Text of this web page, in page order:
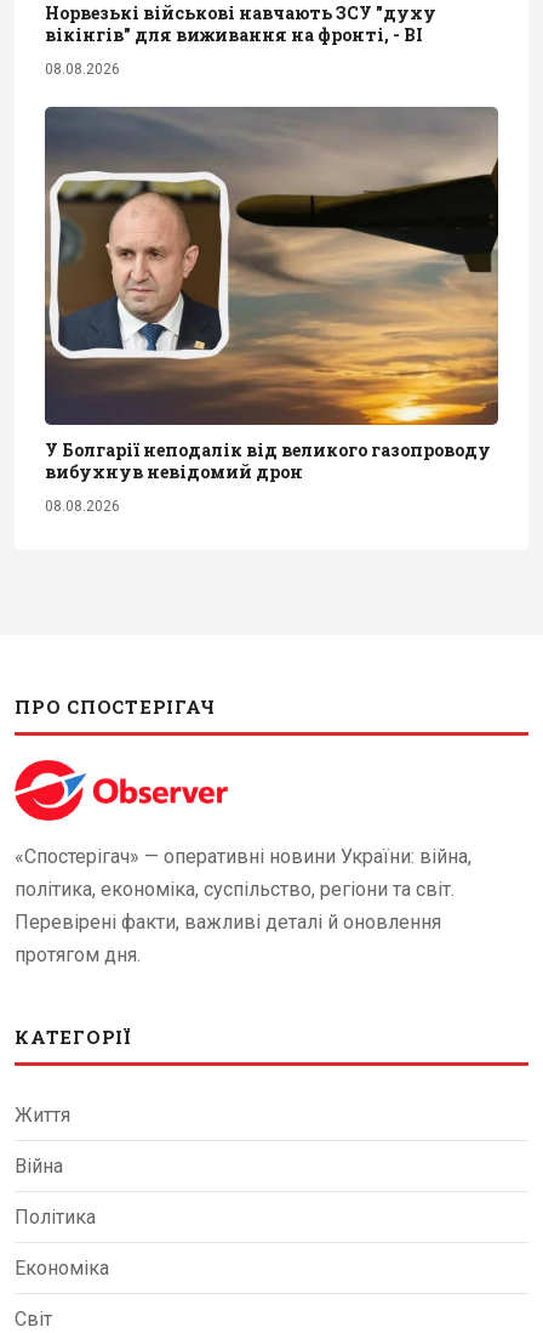
Норвезькі військові навчають ЗСУ "духу
вікінгів" для виживання на фронті, - BI
08.08.2026
У Болгарії неподалік від великого газопроводу
вибухнув невідомий дрон
08.08.2026
ПРО СПОСТЕРІГАЧ
«Спостерігач» — оперативні новини України: війна,
політика, економіка, суспільство, регіони та світ.
Перевірені факти, важливі деталі й оновлення
протягом дня.
КАТЕГОРІЇ
Життя
Війна
Політика
Економіка
Світ